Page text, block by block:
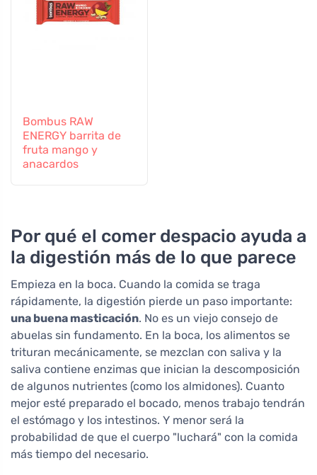
Bombus RAW
ENERGY barrita de
fruta mango y
anacardos
Por qué el comer despacio ayuda a
la digestión más de lo que parece
Empieza en la boca. Cuando la comida se traga
rápidamente, la digestión pierde un paso importante:
una buena masticación. No es un viejo consejo de
abuelas sin fundamento. En la boca, los alimentos se
trituran mecánicamente, se mezclan con saliva y la
saliva contiene enzimas que inician la descomposición
de algunos nutrientes (como los almidones). Cuanto
mejor esté preparado el bocado, menos trabajo tendrán
el estómago y los intestinos. Y menor será la
probabilidad de que el cuerpo "luchará" con la comida
más tiempo del necesario.